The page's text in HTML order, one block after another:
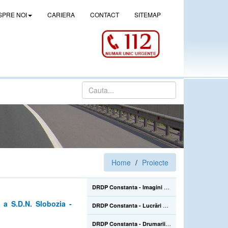
NOI CARIERA CONTACT SITEMAP
Home Proiecte
DRDP Constanta - Imagini de la lucrarile de construire a pasajului denivelat superior de la Drajna (CL), de pe DN 21, km 105+500 - 02.06.2022
DRDP Constanta - Lucrări de reparații la Podul Mangalia, pe drumul național DN 39, km 45+223-45+464 - 22.07.2020
DRDP Constanta - Drumarii Secției Autostrăzi se află pe Autostrada A2, unde efectuează în continuare înlocuirea parapetelor metalice avariate în urma accidentelor rutiere care sunt mai numeroase în sezonul estival - 22.07.2020
S.D.N. Slobozia -